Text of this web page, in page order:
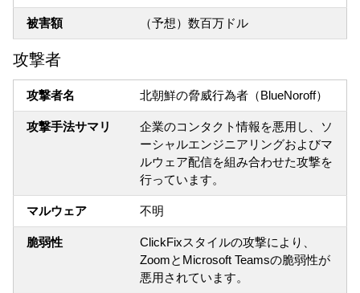
被害額 （予想）数百万ドル
攻撃者
攻撃者名 北朝鮮の脅威行為者（BlueNoroff）
攻撃手法サマリ
企業のコンタクト情報を悪用し、ソ
ーシャルエンジニアリングおよびマ
ルウェア配信を組み合わせた攻撃を
行っています。
マルウェア 不明
脆弱性
ClickFixスタイルの攻撃により、
ZoomとMicrosoft Teamsの脆弱性が
悪用されています。